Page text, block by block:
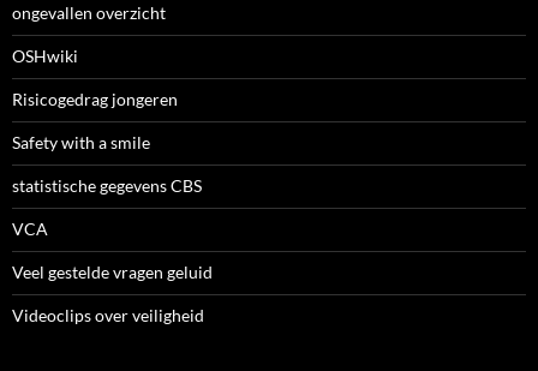
ongevallen overzicht
OSHwiki
Risicogedrag jongeren
Safety with a smile
statistische gegevens CBS
VCA
Veel gestelde vragen geluid
Videoclips over veiligheid